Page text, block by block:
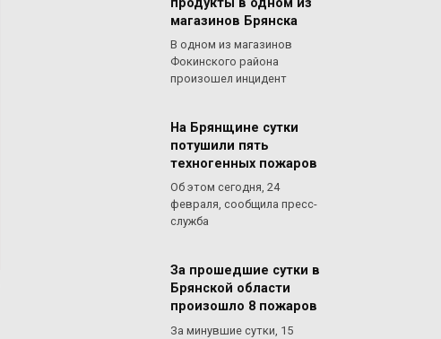
продукты в одном из
магазинов Брянска
В одном из магазинов
Фокинского района
произошел инцидент
На Брянщине сутки
потушили пять
техногенных пожаров
Об этом сегодня, 24
февраля, сообщила пресс-
служба
За прошедшие сутки в
Брянской области
произошло 8 пожаров
За минувшие сутки, 15